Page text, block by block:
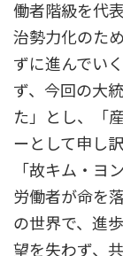
働者階級を代
治勢力化のた
ずに進んでい
ず、今回の大
た」とし、「
ーとして申し
「故キム・ヨ
労働者が命を
の世界で、進
望を失わず、